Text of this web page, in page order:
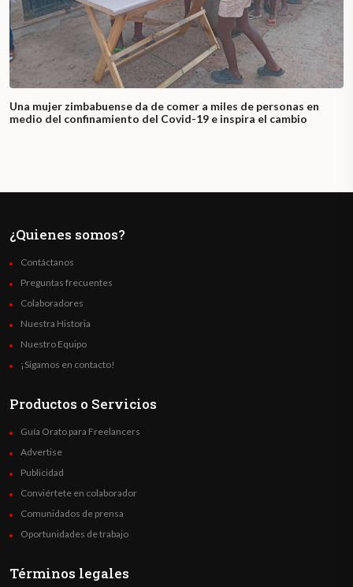
Una mujer zimbabuense da de comer a miles de personas en
medio del confinamiento del Covid-19 e inspira el cambio
¿Quienes somos?
Contáctanos
Preguntas frecuentes
Colaboradores
Nuestra Historia
Nuestro Equipo
¡Sigamos en contacto!
Productos o Servicios
Guía Orato para Freelancers
Advertise
Publicidad
Conviértete en colaborador
Comunidados de prensa
Oportunidades de trabajo
Términos legales